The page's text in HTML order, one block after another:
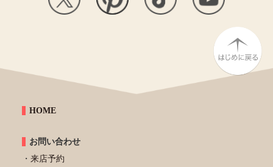
HOME
お問い合わせ
来店予約